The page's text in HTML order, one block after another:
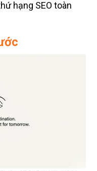
hạng SEO toàn